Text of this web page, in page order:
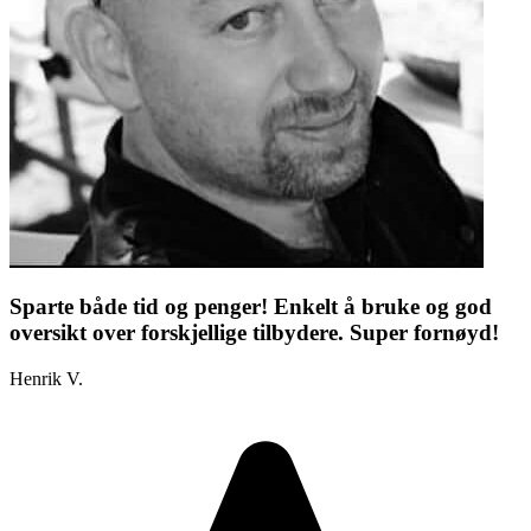
Sparte både tid og penger! Enkelt å bruke og god
oversikt over forskjellige tilbydere. Super fornøyd!
Henrik V.